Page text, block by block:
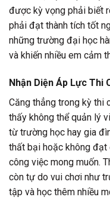
được kỳ vọng phải biết
phải đạt thành tích tốt
những trường đại học
và khiến nhiều em cảm
Nhận Diện Áp Lực Thi
Căng thẳng trong kỳ thi
thấy không thể quản lý
từ trường học hay gia
thất bại hoặc không đạt
công việc mong muốn.
còn tự do vui chơi như
tập và học thêm nhiều